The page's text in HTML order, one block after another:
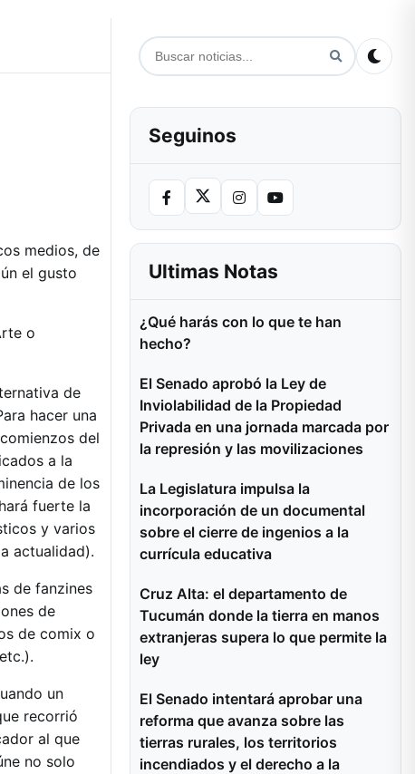
medios, de
el gusto
o
de
hacer una
del
a la
de los
fuerte la
y varios
actualidad).
de fanzines
de
de comix o
un
recorrió
al que
no solo
Seguinos
Ultimas Notas
¿Qué harás con lo que te han
hecho?
El Senado aprobó la Ley de
Inviolabilidad de la Propiedad
Privada en una jornada marcada por
la represión y las movilizaciones
La Legislatura impulsa la
incorporación de un documental
sobre el cierre de ingenios a la
currícula educativa
Cruz Alta: el departamento de
Tucumán donde la tierra en manos
extranjeras supera lo que permite la
ley
El Senado intentará aprobar una
reforma que avanza sobre las
tierras rurales, los territorios
incendiados y el derecho a la